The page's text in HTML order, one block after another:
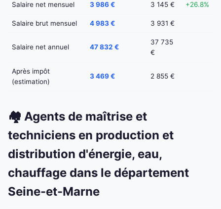
Salaire net mensuel 3 986 € 3 145 € +26.8%
Salaire brut mensuel 4 983 € 3 931 €
Salaire net annuel 47 832 €
37 735
€
Après impôt
(estimation)
3 469 € 2 855 €
🏘️ Agents de maîtrise et
techniciens en production et
distribution d'énergie, eau,
chauffage dans le département
Seine-et-Marne